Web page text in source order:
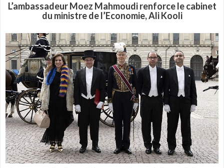
L’ambassadeur Moez Mahmoudi renforce le cabinet
du ministre de l’Economie, Ali Kooli